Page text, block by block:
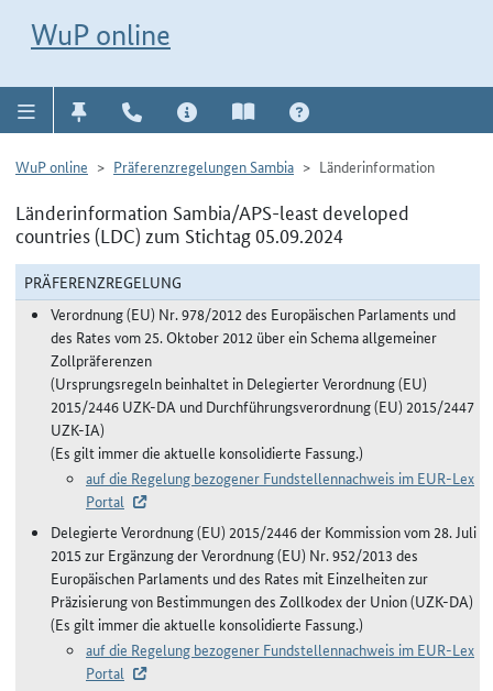
WuP online
WuP online Präferenzregelungen Sambia Länderinformation
Länderinformation Sambia/APS-least developed
countries (LDC) zum Stichtag 05.09.2024
PRÄFERENZREGELUNG
Verordnung (EU) Nr. 978/2012 des Europäischen Parlaments und
des Rates vom 25. Oktober 2012 über ein Schema allgemeiner
Zollpräferenzen
(Ursprungsregeln beinhaltet in Delegierter Verordnung (EU)
2015/2446 UZK-DA und Durchführungsverordnung (EU) 2015/2447
UZK-IA)
(Es gilt immer die aktuelle konsolidierte Fassung.)
auf die Regelung bezogener Fundstellennachweis im EUR-Lex
Portal
Delegierte Verordnung (EU) 2015/2446 der Kommission vom 28. Juli
2015 zur Ergänzung der Verordnung (EU) Nr. 952/2013 des
Europäischen Parlaments und des Rates mit Einzelheiten zur
Präzisierung von Bestimmungen des Zollkodex der Union (UZK-DA)
(Es gilt immer die aktuelle konsolidierte Fassung.)
auf die Regelung bezogener Fundstellennachweis im EUR-Lex
Portal